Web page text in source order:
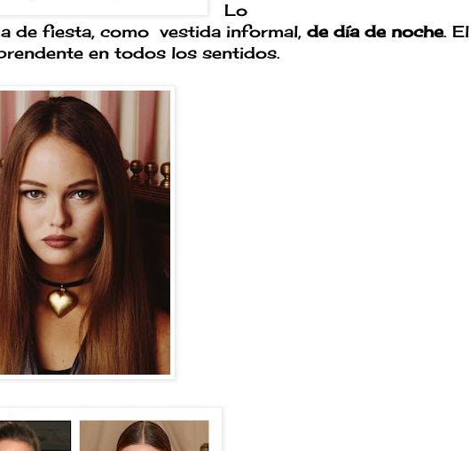
Lo
de fiesta, como vestida informal, de día de noche. El
en todos los sentidos.